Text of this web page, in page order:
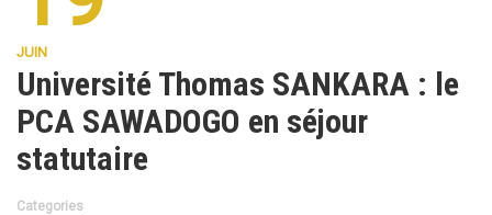
JUIN
Université Thomas SANKARA : le
PCA SAWADOGO en séjour
statutaire
Categories